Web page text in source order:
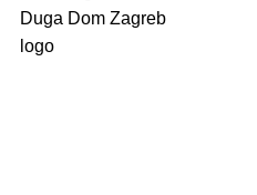
25.11.2024.